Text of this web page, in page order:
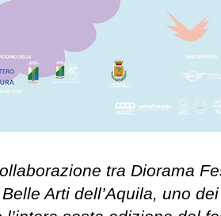
tra Diorama
Arti dell’Aquila, uno